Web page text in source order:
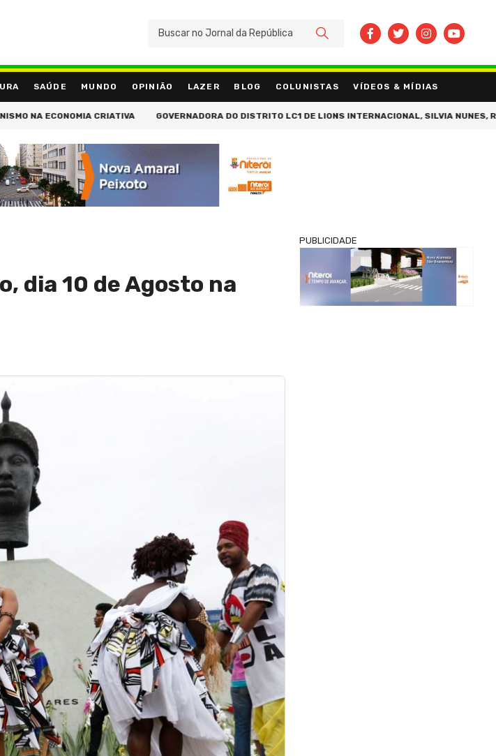
SAÚDE MUNDO OPINIÃO LAZER BLOG COLUNISTAS VÍDEOS & MÍDIAS
CRIATIVA GOVERNADORA DO DISTRITO LC1 DE LIONS INTERNACIONAL, SILVIA NUNES, RECEBE
BUSCAR
dia 10 de Agosto na
PUBLICIDADE